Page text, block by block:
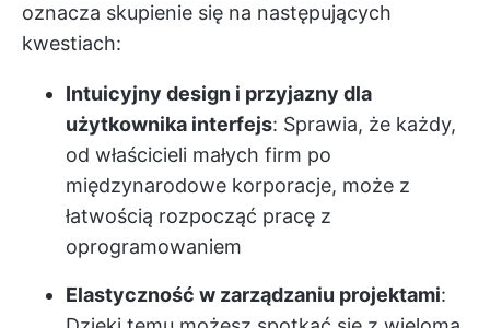
oznacza skupienie się na następujących
kwestiach:
Intuicyjny design i przyjazny dla
użytkownika interfejs: Sprawia, że każdy,
od właścicieli małych firm po
międzynarodowe korporacje, może z
łatwością rozpocząć pracę z
oprogramowaniem
Elastyczność w zarządzaniu projektami: